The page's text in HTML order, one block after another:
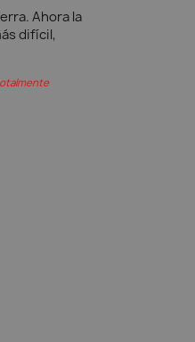
Ahora la
difícil,